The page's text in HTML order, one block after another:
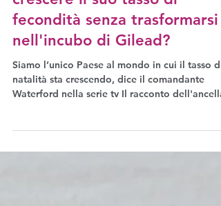
10 ott 2022
Cultura
Come può un Paese far
crescere il suo tasso di
nell'incubo di Gilead?
Siamo l’unico Paese al mondo in cui il tasso di